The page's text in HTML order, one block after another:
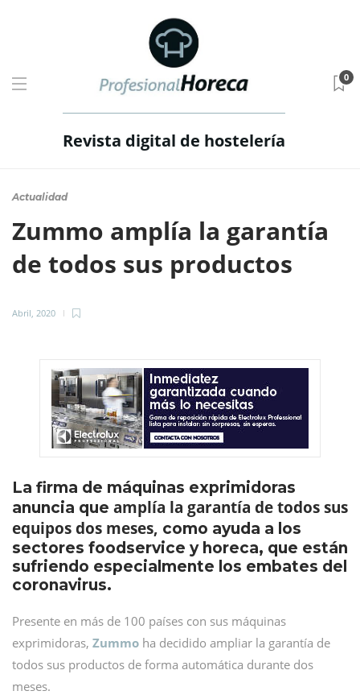
Revista digital de hostelería
0
Actualidad
Zummo amplía la garantía
de todos sus productos
Abril, 2020
La firma de máquinas exprimidoras
anuncia que amplía la garantía de todos sus
equipos dos meses, como ayuda a los
sectores foodservice y horeca, que están
sufriendo especialmente los embates del
coronavirus.
Presente en más de 100 países con sus máquinas
exprimidoras, Zummo ha decidido ampliar la garantía de
todos sus productos de forma automática durante dos
meses.